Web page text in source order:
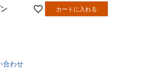
カートに入れる
合わせ